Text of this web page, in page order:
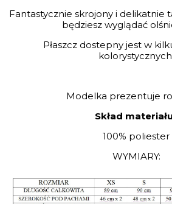
Fantastycznie skrojony i delikatnie
będziesz wyglądać
Płaszcz dostepny jest w
Modelka prezentuje
Skład
100% poliester
WYMIARY: